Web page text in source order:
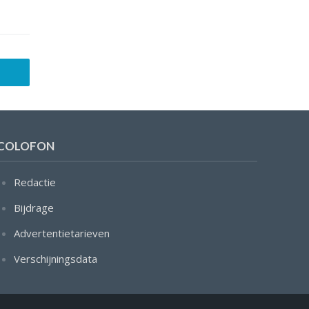
Redactie
Bijdrage
Advertentietarieven
Verschijningsdata